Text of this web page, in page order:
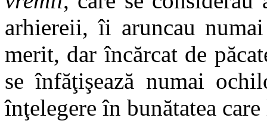
arhiereii, îi aruncau
merit, dar încărcat de
se înfăţişează numai
înţelegere în bunătatea